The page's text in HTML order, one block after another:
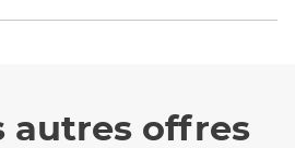
autres offres